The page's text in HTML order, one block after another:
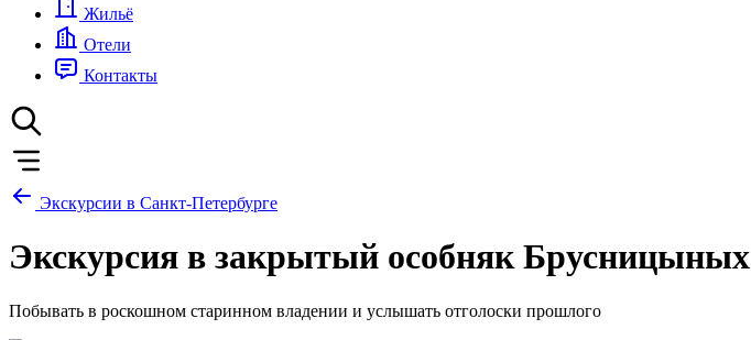
Жильё
Отели
Контакты
Экскурсии в Санкт-Петербурге
Экскурсия в закрытый особняк Брусницыных
Побывать в роскошном старинном владении и услышать отголоски прошлого